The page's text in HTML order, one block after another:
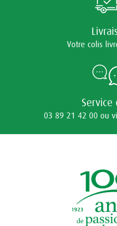
Votre colis
Service
03 89 21 42 00 ou